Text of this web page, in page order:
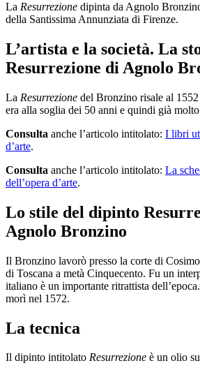
La Resurrezione dipinta da Agnolo
della Santissima Annunziata di Firenze.
L’artista e la società. La
Resurrezione di Agnolo
La Resurrezione del Bronzino risale al 1552
era alla soglia dei 50 anni e quindi già
Consulta anche l’articolo intitolato: I libri
d’arte.
Consulta anche l’articolo intitolato: La
dell’opera d’arte.
Lo stile del dipinto
Agnolo Bronzino
Il Bronzino lavorò presso la corte di
di Toscana a metà Cinquecento. Fu un
italiano è un importante ritrattista
morì nel 1572.
La tecnica
Il dipinto intitolato Resurrezione è un olio